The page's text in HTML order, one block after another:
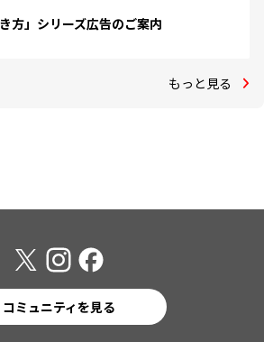
き方」シリーズ広告のご案内
もっと見る
コミュニティを見る